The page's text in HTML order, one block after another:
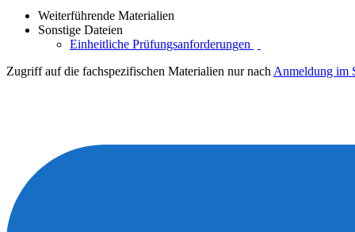
Weiterführende Materialien
Sonstige Dateien
Einheitliche Prüfungsanforderungen
Zugriff auf die fachspezifischen Materialien nur nach Anmeldung im